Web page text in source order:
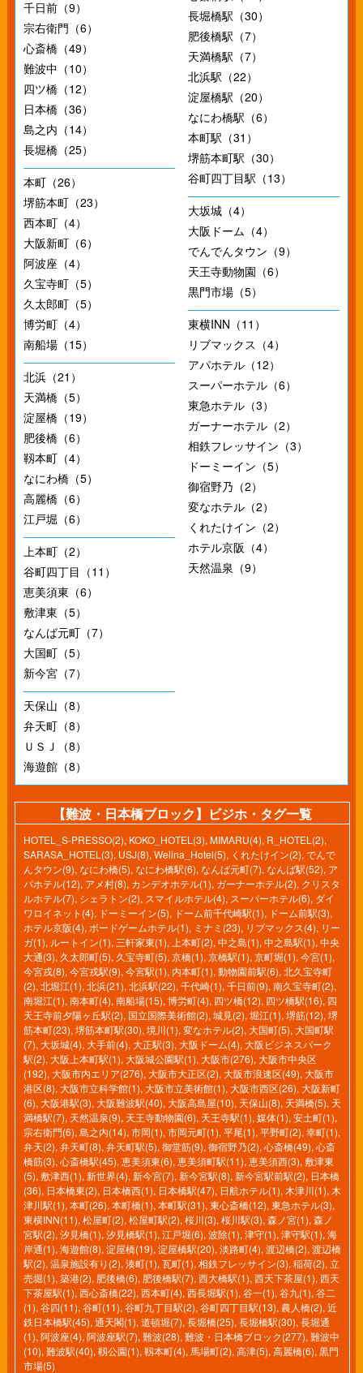
千日前（9）
宗右衛門（6）
心斎橋（49）
難波中（10）
四ツ橋（12）
日本橋（36）
島之内（14）
長堀橋（25）
本町（26）
堺筋本町（23）
西本町（4）
大阪新町（6）
阿波座（4）
久宝寺町（5）
久太郎町（5）
博労町（4）
南船場（15）
北浜（21）
天満橋（5）
淀屋橋（19）
肥後橋（6）
靱本町（4）
なにわ橋（5）
高麗橋（6）
江戸堀（6）
上本町（2）
谷町四丁目（11）
恵美須東（6）
敷津東（5）
なんば元町（7）
大国町（5）
新今宮（7）
天保山（8）
弁天町（8）
ＵＳＪ（8）
海遊館（8）
長堀橋駅（30）
肥後橋駅（7）
天満橋駅（7）
北浜駅（22）
淀屋橋駅（20）
なにわ橋駅（6）
本町駅（31）
堺筋本町駅（30）
谷町四丁目駅（13）
大坂城（4）
大阪ドーム（4）
でんでんタウン（9）
天王寺動物園（6）
黒門市場（5）
東横INN（11）
リブマックス（4）
アパホテル（12）
スーパーホテル（6）
東急ホテル（3）
ガーナーホテル（2）
相鉄フレッサイン（3）
ドーミーイン（5）
御宿野乃（2）
変なホテル（2）
くれたけイン（2）
ホテル京阪（4）
天然温泉（9）
【難波・日本橋ブロック】ビジホ・タグ一覧
HOTEL_S-PRESSO(2), KOKO_HOTEL(3), MIMARU(4), R_HOTEL(2),
SARASA_HOTEL(3), USJ(8), Welina_Hotel(5), くれたけイン(2), でんで
んタウン(9), なにわ橋(5), なにわ橋駅(6), なんば元町(7), なんば駅(52), ア
パホテル(12), アメ村(8), カンデオホテル(1), ガーナーホテル(2), クリスタ
ルホテル(7), シェラトン(2), スマイルホテル(4), スーパーホテル(6), ダイ
ワロイネット(4), ドーミーイン(5), ドーム前千代崎駅(1), ドーム前駅(3),
ホテル京阪(4), ボードゲームホテル(1), ミナミ(23), リブマックス(4), リー
ガ(1), ルートイン(1), 三軒家東(1), 上本町(2), 中之島(1), 中之島駅(1), 中央
大通(3), 久太郎町(5), 久宝寺町(5), 京橋(1), 京橋駅(1), 京町堀(1), 今宮(1),
今宮戎(8), 今宮戎駅(9), 今宮駅(1), 内本町(1), 動物園前駅(6), 北久宝寺町
(2), 北堀江(1), 北浜(21), 北浜駅(22), 千代崎(1), 千日前(9), 南久宝寺町(2),
南堀江(1), 南本町(4), 南船場(15), 博労町(4), 四ツ橋(12), 四ツ橋駅(16), 四
天王寺前夕陽ヶ丘駅(2), 国立国際美術館(2), 城見(2), 堀江(1), 堺筋(12), 堺
筋本町(23), 堺筋本町駅(30), 境川(1), 変なホテル(2), 大国町(5), 大国町駅
(7), 大坂城(4), 大手前(4), 大正駅(3), 大阪ドーム(4), 大阪ビジネスパーク
駅(2), 大阪上本町駅(1), 大阪城公園駅(1), 大阪市(276), 大阪市中央区
(192), 大阪市内エリア(276), 大阪市大正区(2), 大阪市浪速区(49), 大阪市
港区(8), 大阪市立科学館(1), 大阪市立美術館(1), 大阪市西区(26), 大阪新町
(6), 大阪港駅(3), 大阪難波駅(40), 大阪高島屋(10), 天保山(8), 天満橋(5), 天
満橋駅(7), 天然温泉(9), 天王寺動物園(6), 天王寺駅(1), 媒体(1), 安土町(1),
宗右衛門(6), 島之内(14), 市岡(1), 市岡元町(1), 平尾(1), 平野町(2), 幸町(1),
弁天(2), 弁天町(8), 弁天町駅(5), 御堂筋(9), 御宿野乃(2), 心斎橋(49), 心斎
橋筋(3), 心斎橋駅(45), 恵美須東(6), 恵美須町駅(11), 恵美須西(3), 敷津東
(5), 敷津西(1), 新世界(4), 新今宮(7), 新今宮駅(8), 新今宮駅前駅(2), 日本橋
(36), 日本橋東(2), 日本橋西(1), 日本橋駅(47), 日航ホテル(1), 木津川(1), 木
津川駅(1), 本町(26), 本町橋(1), 本町駅(31), 東心斎橋(12), 東急ホテル(3),
東横INN(11), 松屋町(2), 松屋町駅(2), 桜川(3), 桜川駅(3), 森ノ宮(1), 森ノ
宮駅(2), 汐見橋(1), 汐見橋駅(1), 江戸堀(6), 波除(1), 津守(1), 津守駅(1), 海
岸通(1), 海遊館(8), 淀屋橋(19), 淀屋橋駅(20), 淡路町(4), 渡辺橋(2), 渡辺橋
駅(2), 温泉施設有り(2), 湊町(1), 瓦町(1), 相鉄フレッサイン(3), 稲荷(2), 立
売堀(1), 築港(2), 肥後橋(6), 肥後橋駅(7), 西大橋駅(1), 西天下茶屋(1), 西天
下茶屋駅(1), 西心斎橋(22), 西本町(4), 西長堀駅(1), 谷一(1), 谷九(1), 谷二
(1), 谷四(11), 谷町(11), 谷町九丁目駅(2), 谷町四丁目駅(13), 農人橋(2), 近
鉄日本橋駅(45), 通天閣(1), 道頓堀(7), 長堀橋(25), 長堀橋駅(30), 長堀通
(1), 阿波座(4), 阿波座駅(7), 難波(28), 難波・日本橋ブロック(277), 難波中
(10), 難波駅(40), 靱公園(1), 靱本町(4), 馬場町(2), 高津(5), 高麗橋(6), 黒門
市場(5)